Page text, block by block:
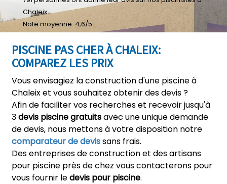
PISCINE PAS CHER À CHALEIX:
COMPAREZ LES PRIX
Vous envisagiez la construction d'une piscine à
Chaleix et vous souhaitez obtenir des devis ?
Afin de faciliter vos recherches et recevoir jusqu'à
3devis piscine gratuitsavec une unique demande
de devis, nous mettons à votre disposition notre
comparateur de devissans frais.
Des entreprises de construction et des artisans
pour piscine près de chez vous contacterons pour
vous fournir ledevis pour piscine.
Chaleix
Note moyenne: 4,6/5